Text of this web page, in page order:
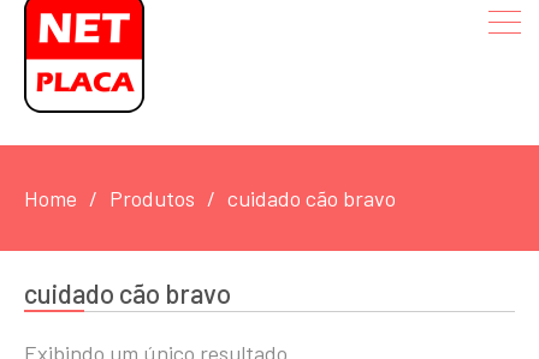
Home Produtos cuidado cão bravo
cuidado cão bravo
Exibindo um único resultado